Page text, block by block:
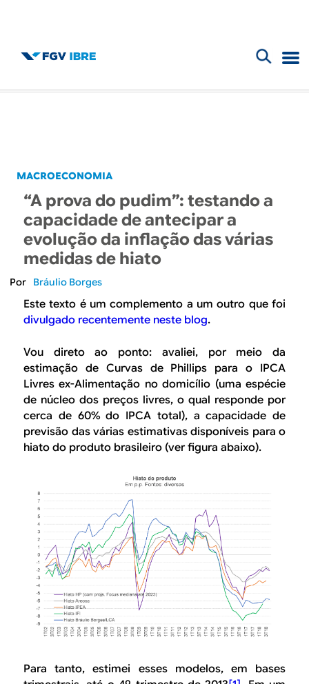
B
g
I
B
R
o
á
r
i
d
b
u
s
c
a
MACROECONOMIA
“A prova do pudim”: testando a
capacidade de antecipar a
evolução da inflação das várias
medidas de hiato
Bráulio Borges
Este texto é um complemento a um outro que foi
divulgado recentemente neste blog.
Vou direto ao ponto: avaliei, por meio da
estimação de Curvas de Phillips para o IPCA
Livres ex-Alimentação no domicílio (uma espécie
de núcleo dos preços livres, o qual responde por
cerca de 60% do IPCA total), a capacidade de
previsão das várias estimativas disponíveis para o
hiato do produto brasileiro (ver figura abaixo).
Para tanto, estimei esses modelos, em bases